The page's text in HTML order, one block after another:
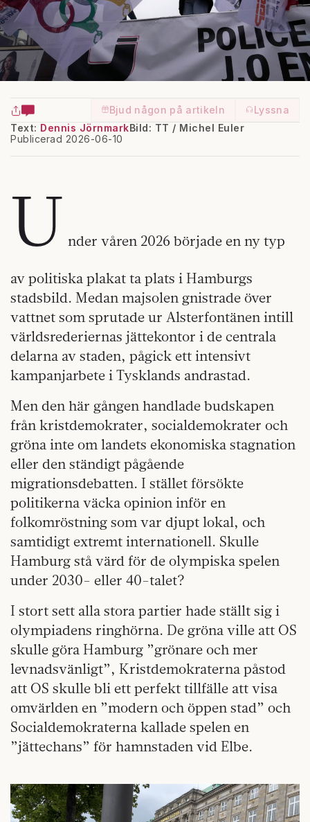
Bjud någon på artikeln
Lyssna
Text: Dennis Jörnmark
Publicerad 2026-06-10
Bild: TT / Michel Euler
U nder våren 2026 började en ny typ
av politiska plakat ta plats i Hamburgs
stadsbild. Medan majsolen gnistrade över
vattnet som sprutade ur Alsterfontänen intill
världsrederiernas jättekontor i de centrala
delarna av staden, pågick ett intensivt
kampanjarbete i Tysklands andrastad.
Men den här gången handlade budskapen
från kristdemokrater, socialdemokrater och
gröna inte om landets ekonomiska stagnation
eller den ständigt pågående
migrationsdebatten. I stället försökte
politikerna väcka opinion inför en
folkomröstning som var djupt lokal, och
samtidigt extremt internationell. Skulle
Hamburg stå värd för de olympiska spelen
under 2030- eller 40-talet?
I stort sett alla stora partier hade ställt sig i
olympiadens ringhörna. De gröna ville att OS
skulle göra Hamburg ”grönare och mer
levnadsvänligt”, Kristdemokraterna påstod
att OS skulle bli ett perfekt tillfälle att visa
omvärlden en ”modern och öppen stad” och
Socialdemokraterna kallade spelen en
”jättechans” för hamnstaden vid Elbe.